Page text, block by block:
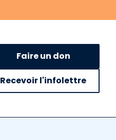
Faire un don
Recevoir l'infolettre